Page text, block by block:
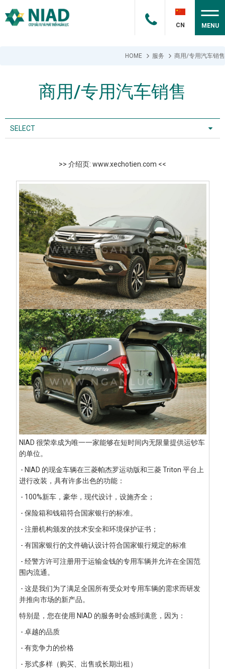
CN MENU
HOME 服务 商用/专用汽车销售
商用/专用汽车销售
SELECT
>> 介绍页: www.xechotien.com <<
NIAD 很荣幸成为唯一一家能够在短时间内无限量提供运钞车
的单位。
- NIAD 的现金车辆在三菱帕杰罗运动版和三菱 Triton 平台上
进行改装，具有许多出色的功能：
- 100%新车，豪华，现代设计，设施齐全；
- 保险箱和钱箱符合国家银行的标准。
- 注册机构颁发的技术安全和环境保护证书；
- 有国家银行的文件确认设计符合国家银行规定的标准
- 经警方许可注册用于运输金钱的专用车辆并允许在全国范
围内流通。
- 这是我们为了满足全国所有受众对专用车辆的需求而研发
并推向市场的新产品。
特别是，您在使用 NIAD 的服务时会感到满意，因为：
- 卓越的品质
- 有竞争力的价格
- 形式多样（购买、出售或长期出租）